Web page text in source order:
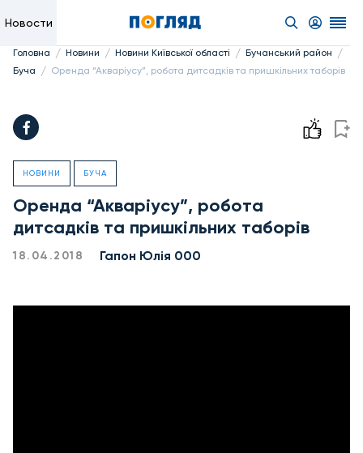
Новости
Головна / Новини / Новини Київської області / Бучанський район /
Буча / Оренда “Акваріусу”, робота дитсадків та пришкільних таборів
НОВИНИ БУЧА
Оренда “Акваріусу”, робота
дитсадків та пришкільних таборів
18.04.2018 Гапон Юлія 000